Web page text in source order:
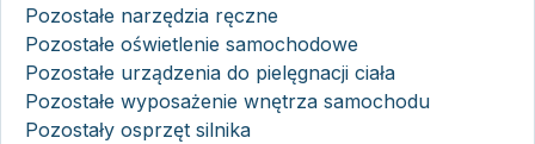
Pozostałe narzędzia ręczne
Pozostałe oświetlenie samochodowe
Pozostałe urządzenia do pielęgnacji ciała
Pozostałe wyposażenie wnętrza samochodu
Pozostały osprzęt silnika